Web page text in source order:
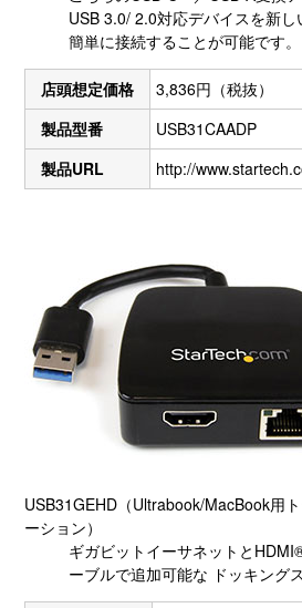
USB 3.0/ 2.0対応デバイスを新
簡単に接続することが可能です。
店頭想定価格
3,836円（税抜）
製品型番
USB31CAADP
製品URL
http://
USB31GEHD（Ultrabook/MacBook用
ーション）
ギガビットイーサネットと
ーブルで追加可能な ドッキング